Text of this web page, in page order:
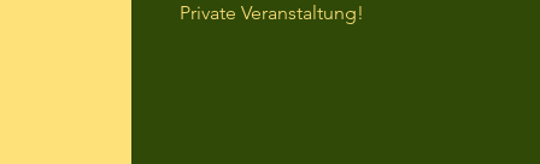
Private Veranstaltung!